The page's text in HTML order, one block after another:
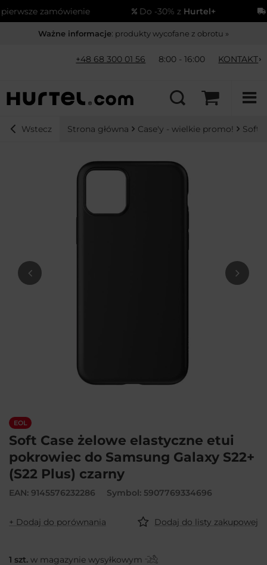
zamówienie Do -30% zHurtel+
Ważne informacje: produkty wycofane z obrotu »
+48 68 300 01 56 8:00 - 16:00 KONTAKT
Wstecz Strona główna Case'y - wielkie promo! Soft
EOL
Soft Case żelowe elastyczne etui
pokrowiec do Samsung Galaxy S22+
(S22 Plus) czarny
EAN: 9145576232286 Symbol: 5907769334696
+ Dodaj do porównania Dodaj do listy zakupowej
1 szt. w magazynie wysyłkowym